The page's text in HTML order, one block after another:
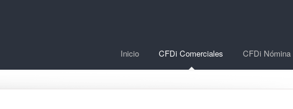
Inicio CFDi Comerciales CFDi Nómina